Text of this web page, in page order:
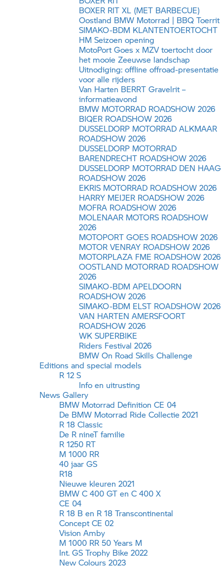
BOXER RIT XL (MET BARBECUE)
Oostland BMW Motorrad | BBQ Toerrit
SIMAKO-BDM KLANTENTOERTOCHT
HM Seizoen opening
MotoPort Goes x MZV toertocht door
het mooie Zeeuwse landschap
Uitnodiging: offline offroad-presentatie
voor alle rijders
Van Harten BERRT Gravelrit –
informatieavond
BMW MOTORRAD ROADSHOW 2026
BIQER ROADSHOW 2026
DUSSELDORP MOTORRAD ALKMAAR
ROADSHOW 2026
DUSSELDORP MOTORRAD
BARENDRECHT ROADSHOW 2026
DUSSELDORP MOTORRAD DEN HAAG
ROADSHOW 2026
EKRIS MOTORRAD ROADSHOW 2026
HARRY MEIJER ROADSHOW 2026
MOFRA ROADSHOW 2026
MOLENAAR MOTORS ROADSHOW
2026
MOTOPORT GOES ROADSHOW 2026
MOTOR VENRAY ROADSHOW 2026
MOTORPLAZA FME ROADSHOW 2026
OOSTLAND MOTORRAD ROADSHOW
2026
SIMAKO-BDM APELDOORN
ROADSHOW 2026
SIMAKO-BDM ELST ROADSHOW 2026
VAN HARTEN AMERSFOORT
ROADSHOW 2026
WK SUPERBIKE
Riders Festival 2026
BMW On Road Skills Challenge
Editions and special models
R 12 S
Info en uitrusting
News Gallery
BMW Motorrad Definition CE 04
De BMW Motorrad Ride Collectie 2021
R 18 Classic
De R nineT familie
R 1250 RT
M 1000 RR
40 jaar GS
R18
Nieuwe kleuren 2021
BMW C 400 GT en C 400 X
CE 04
R 18 B en R 18 Transcontinental
Concept CE 02
Vision Amby
M 1000 RR 50 Years M
Int. GS Trophy Bike 2022
New Colours 2023